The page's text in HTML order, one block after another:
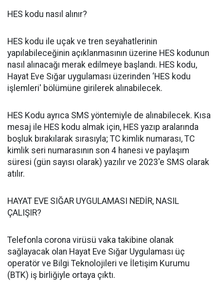
HES kodu nasıl alınır?
HES kodu ile uçak ve tren seyahatlerinin
yapılabileceğinin açıklanmasının üzerine HES kodunun
nasıl alınacağı merak edilmeye başlandı. HES kodu,
Hayat Eve Sığar uygulaması üzerinden ‘HES kodu
işlemleri' bölümüne girilerek alınabilecek.
HES Kodu ayrıca SMS yöntemiyle de alınabilecek. Kısa
mesaj ile HES kodu almak için, HES yazıp aralarında
boşluk bırakılarak sırasıyla; TC kimlik numarası, TC
kimlik seri numarasının son 4 hanesi ve paylaşım
süresi (gün sayısı olarak) yazılır ve 2023'e SMS olarak
atılır.
HAYAT EVE SIĞAR UYGULAMASI NEDİR, NASIL
ÇALIŞIR?
Telefonla corona virüsü vaka takibine olanak
sağlayacak olan Hayat Eve Sığar Uygulaması üç
operatör ve Bilgi Teknolojileri ve İletişim Kurumu
(BTK) iş birliğiyle ortaya çıktı.